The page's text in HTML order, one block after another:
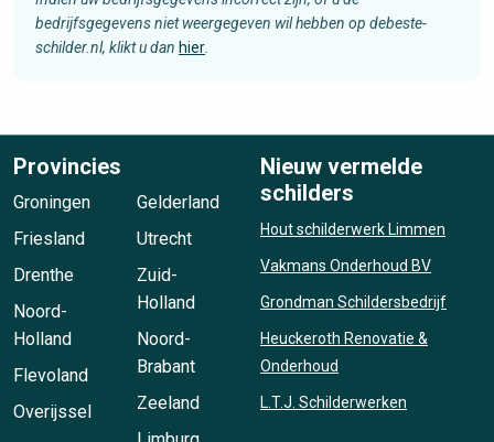
bedrijfsgegevens niet weergegeven wil hebben op debeste-
schilder.nl, klikt u dan hier
Provincies
Groningen
Friesland
Drenthe
Noord-
Holland
Flevoland
Overijssel
Gelderland
Utrecht
Zuid-
Holland
Noord-
Brabant
Zeeland
Nieuw vermelde
schilders
Hout schilderwerk Limmen
Vakmans Onderhoud BV
Grondman Schildersbedrijf
Heuckeroth Renovatie &
Onderhoud
L.T.J. Schilderwerken